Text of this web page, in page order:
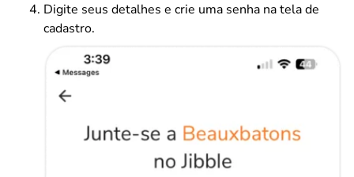
Digite seus detalhes e crie uma senha na tela de
cadastro.